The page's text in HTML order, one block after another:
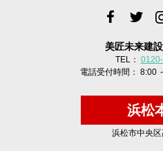
美匠未来建
TEL：
電話受付時間： 8:00
浜松
浜松市中央